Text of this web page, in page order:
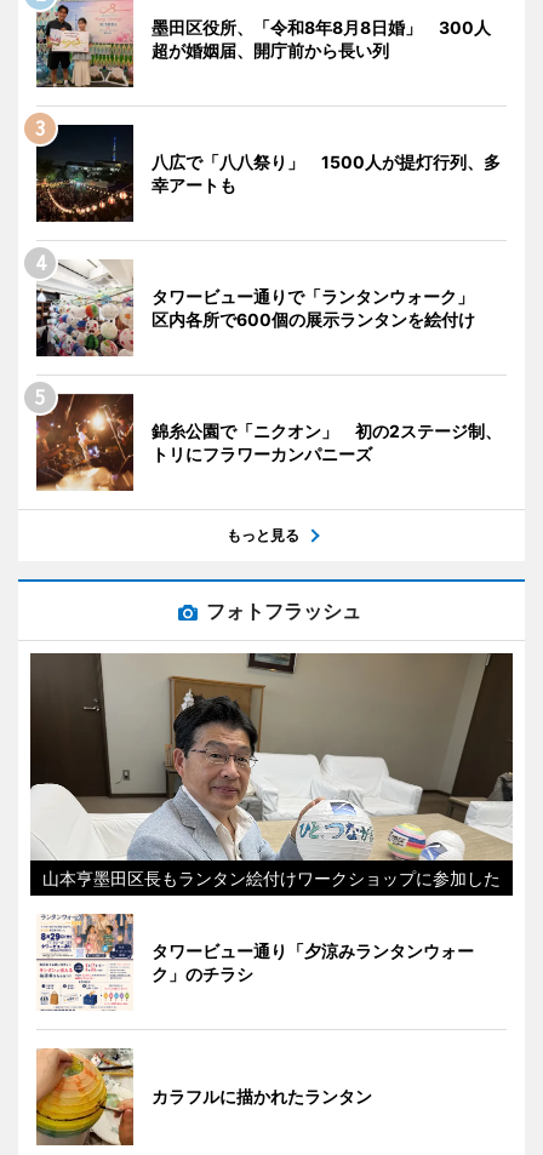
墨田区役所、「令和8年8月8日婚」 300人
超が婚姻届、開庁前から長い列
八広で「八八祭り」 1500人が提灯行列、多
幸アートも
タワービュー通りで「ランタンウォーク」
区内各所で600個の展示ランタンを絵付け
錦糸公園で「ニクオン」 初の2ステージ制、
トリにフラワーカンパニーズ
もっと見る
フォトフラッシュ
山本亨墨田区長もランタン絵付けワークショップに参加した
タワービュー通り「夕涼みランタンウォー
ク」のチラシ
カラフルに描かれたランタン